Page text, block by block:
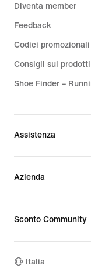
Diventa member
Feedback
Codici promozionali
Consigli sui prodotti
Shoe Finder –
Assistenza
Azienda
Sconto Community
Italia